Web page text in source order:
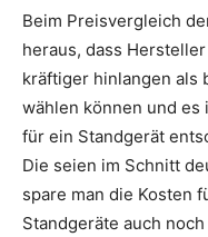
Beim Preisvergleich
heraus, dass
kräftiger hinlangen als
wählen können und es
für ein Standgerät
Die seien im Schnitt
spare man die Kosten
Standgeräte auch